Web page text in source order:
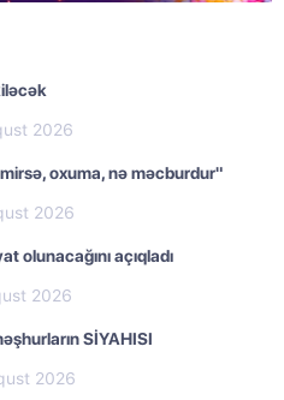
2026
oxuma, nə məcburdur"
2026
olunacağını açıqladı
2026
SİYAHISI
2026